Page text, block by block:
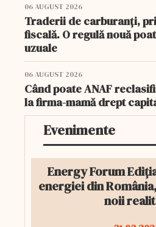
06 AUGUST 2026
Traderii de carburanți,
fiscală. O regulă nouă
uzuale
06 AUGUST 2026
Când poate ANAF
la firma-mamă drept
Evenimente
Energy Forum
energiei din
noii